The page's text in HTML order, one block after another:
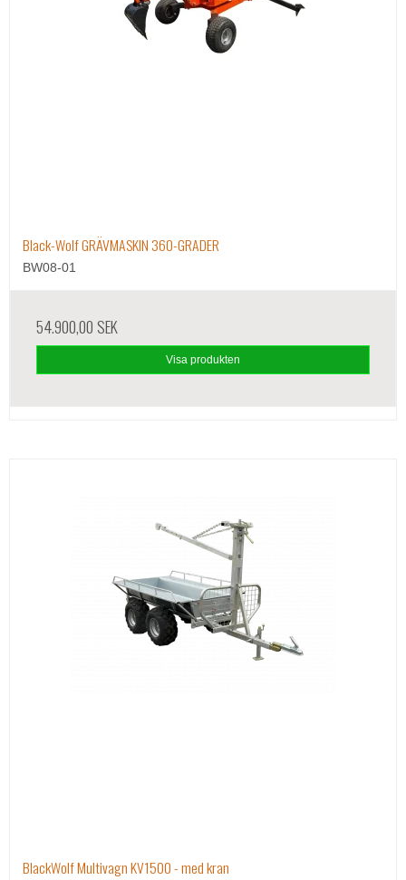
Black-Wolf GRÄVMASKIN 360-GRADER
BW08-01
54.900,00 SEK
Visa produkten
BlackWolf Multivagn KV1500 - med kran